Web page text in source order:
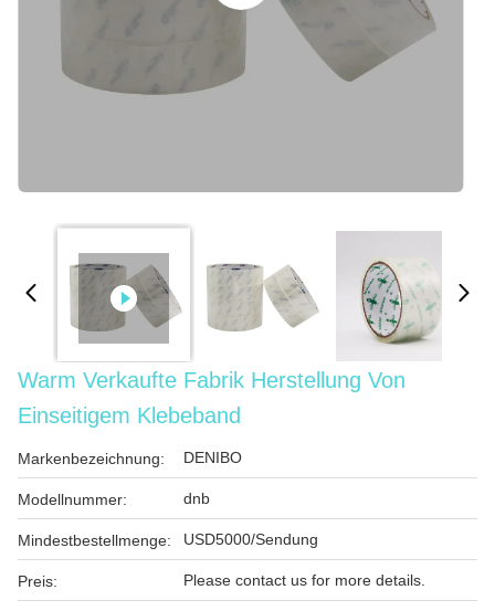
Warm Verkaufte Fabrik Herstellung Von
Einseitigem Klebeband
Markenbezeichnung: DENIBO
Modellnummer: dnb
Mindestbestellmenge: USD5000/Sendung
Preis: Please contact us for more details.